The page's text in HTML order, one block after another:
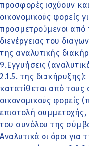
προσφορές ισχύουν
οικονομικούς φορείς
προσμετρούμενοι από
διενέργειας του
της αναλυτικής
9.Εγγυήσεις
2.1.5. της
κατατίθεται από τους
οικονομικούς φορείς
επιστολή συμμετοχής,
του συνόλου της
Αναλυτικά οι όροι